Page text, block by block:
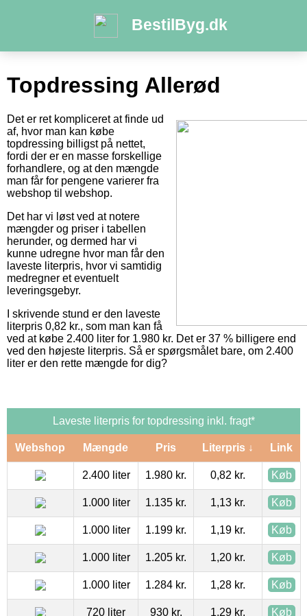
BestilByg.dk
Topdressing Allerød
Det er ret kompliceret at finde ud
af, hvor man kan købe
topdressing billigst på nettet,
fordi der er en masse forskellige
forhandlere, og at den mængde
man får for pengene varierer fra
webshop til webshop.
Det har vi løst ved at notere
mængder og priser i tabellen
herunder, og dermed har vi
kunne udregne hvor man får den
laveste literpris, hvor vi samtidig
medregner et eventuelt
leveringsgebyr.
I skrivende stund er den laveste
literpris 0,82 kr., som man kan få
ved at købe 2.400 liter for 1.980 kr. Det er 37 % billigere end
ved den højeste literpris. Så er spørgsmålet bare, om 2.400
liter er den rette mængde for dig?
Laveste literpris for topdressing inkl. fragt*
Webshop Mængde Pris Literpris ↓ Link
2.400 liter 1.980 kr. 0,82 kr. Køb
1.000 liter 1.135 kr. 1,13 kr. Køb
1.000 liter 1.199 kr. 1,19 kr. Køb
1.000 liter 1.205 kr. 1,20 kr. Køb
1.000 liter 1.284 kr. 1,28 kr. Køb
720 liter 930 kr. 1,29 kr. Køb